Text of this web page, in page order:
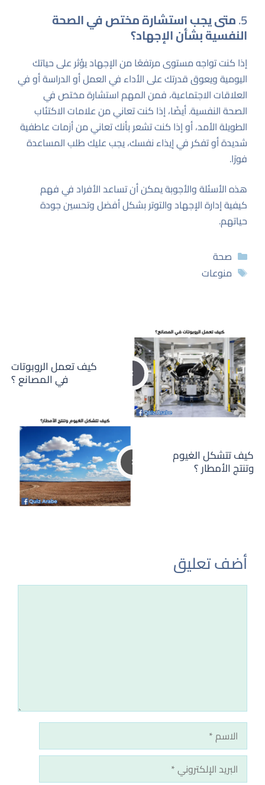
5. متى يجب استشارة مختص في الصحة
النفسية بشأن الإجهاد؟
إذا كنت تواجه مستوى مرتفعًا من الإجهاد يؤثر على حياتك
اليومية ويعوق قدرتك على الأداء في العمل أو الدراسة أو في
العلاقات الاجتماعية، فمن المهم استشارة مختص في
الصحة النفسية. أيضًا، إذا كنت تعاني من علامات الاكتئاب
الطويلة الأمد، أو إذا كنت تشعر بأنك تعاني من أزمات عاطفية
شديدة أو تفكر في إيذاء نفسك، يجب عليك طلب المساعدة
فورًا.
هذه الأسئلة والأجوبة يمكن أن تساعد الأفراد في فهم
كيفية إدارة الإجهاد والتوتر بشكل أفضل وتحسين جودة
حياتهم.
التصنيفات
صحة
الوسوم
منوعات
كيف تعمل الروبوتات
في المصانع ؟
كيف تتشكل الغيوم
وتنتج الأمطار ؟
أضف تعليق
الاسم
البريد
الإلكتروني